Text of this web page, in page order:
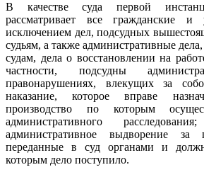
В качестве суда первой
рассматривает все гражданские и
исключением дел, подсудных
судьям, а также административные
судам, дела о восстановлении на
частности, подсудны
правонарушениях, влекущих за
наказание, которое вправе
производство по которым
административного
административное выдворение
переданные в суд органами и
которым дело поступило.